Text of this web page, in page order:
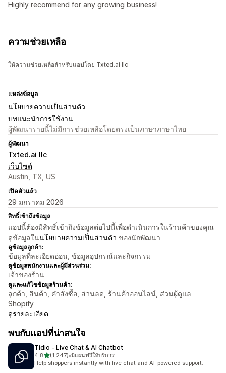
Highly recommend for any growing business!
ความช่วยเหลือ
ให้ความช่วยเหลือสำหรับแอปโดย Txted.ai llc
แหล่งข้อมูล
นโยบายความเป็นส่วนตัว
บทแนะนำการใช้งาน
ผู้พัฒนารายนี้ไม่มีการช่วยเหลือโดยตรงเป็นภาษาภาษาไทย
ผู้พัฒนา
Txted.ai llc
เว็บไซต์
Austin, TX, US
เปิดตัวแล้ว
29 มกราคม 2026
สิทธิ์เข้าถึงข้อมูล
แอปนี้ต้องมีสิทธิ์เข้าถึงข้อมูลต่อไปนี้เพื่อดำเนินการในร้านค้าของคุณ
ดูข้อมูลในนโยบายความเป็นส่วนตัว ของนักพัฒนา
ดูข้อมูลลูกค้า:
ข้อมูลที่ละเอียดอ่อน, ข้อมูลอุปกรณ์และกิจกรรม
ดูข้อมูลพนักงานและผู้มีส่วนร่วม:
เจ้าของร้าน
ดูและแก้ไขข้อมูลร้านค้า:
ลูกค้า, สินค้า, คำสั่งซื้อ, ส่วนลด, ร้านค้าออนไลน์, ส่วนผู้ดูแล
Shopify
ดูรายละเอียด
พบกับแอปที่น่าสนใจ
Tidio ‑ Live Chat & AI Chatbot
4.8เต็ม 5 ดาว
(1,247)
ทั้งหมด 1247 รีวิว
•มีแผนฟรีให้บริการ
Help shoppers instantly with live chat and AI-powered support.